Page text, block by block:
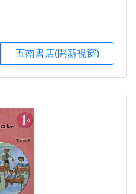
五南書店(開新視窗)